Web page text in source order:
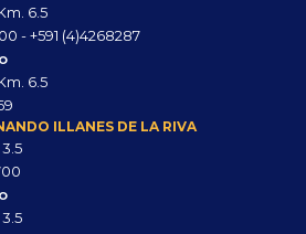
6.5
- +591 (4)4268287
6.5
ILLANES DE LA RIVA